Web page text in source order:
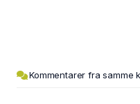
Kommentarer fra samme